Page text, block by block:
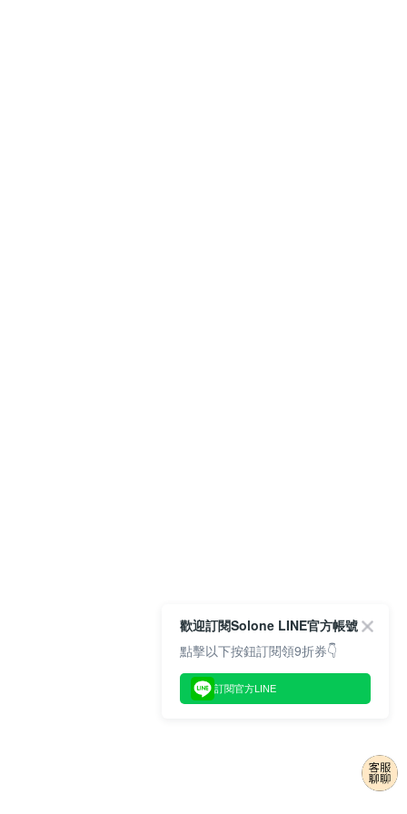
歡迎訂閱Solone LINE官方帳號
點擊以下按鈕訂閱領9折券👇
訂閱官方LINE